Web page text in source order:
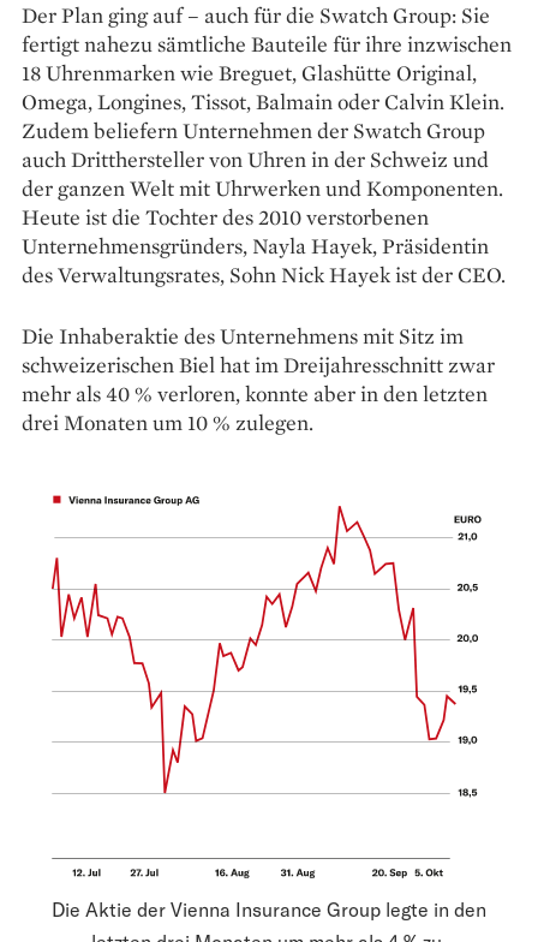
Der Plan ging auf – auch für die Swatch Group: Sie
fertigt nahezu sämtliche Bauteile für ihre inzwischen
18 Uhrenmarken wie Breguet, Glashütte Original,
Omega, Longines, Tissot, Balmain oder Calvin Klein.
Zudem beliefern Unternehmen der Swatch Group
auch Dritthersteller von Uhren in der Schweiz und
der ganzen Welt mit ­Uhrwerken und Komponenten.
Heute ist die Tochter des 2010 verstorbenen
Unternehmensgründers, Nayla Hayek, Präsidentin
des Verwaltungsrates, Sohn Nick Hayek ist der CEO.
Die Inhaberaktie des Unternehmens mit Sitz im
schweizerischen Biel hat im Dreijahresschnitt zwar
mehr als 40 % verloren, konnte aber in den letzten
drei Monaten um 10 % zulegen.
Die Aktie der Vienna Insurance Group legte in den